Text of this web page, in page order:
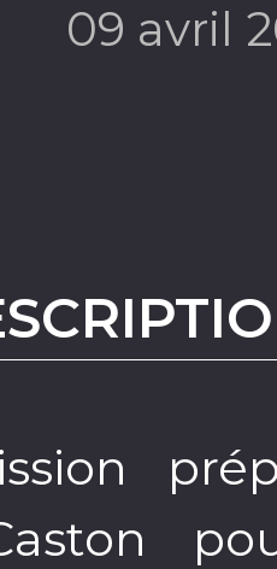
09 avril